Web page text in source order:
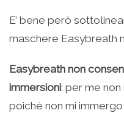
E’ bene però
maschere Easybreath
Easybreath non
immersioni: per me
poiché non mi